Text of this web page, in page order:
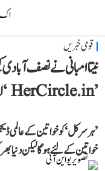
اک
قومی خبریں
نیتا امبانی نے نصف
’ HerCircle.in ‘لانچ کیا
’ہر سرکل‘کوخواتین کے عالمی
خواتین کے لئے ہوگا لیکن دنیا